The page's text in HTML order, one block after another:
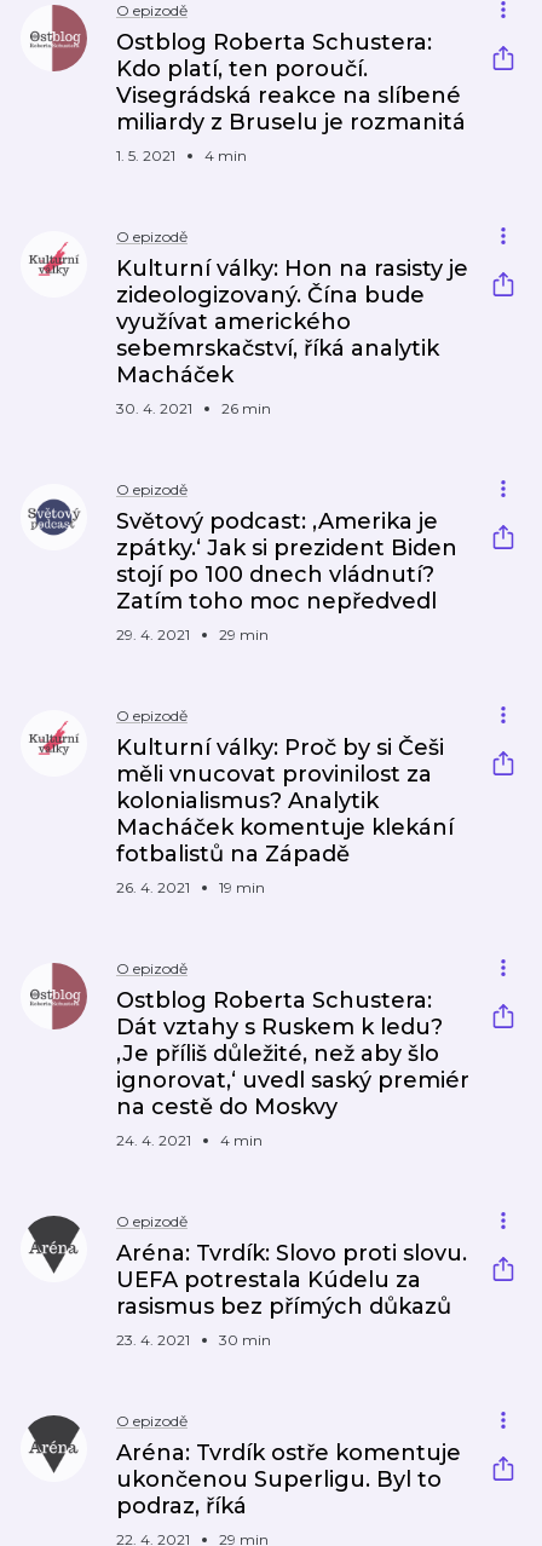
O epizodě
Ostblog Roberta Schustera:
Kdo platí, ten poroučí.
Visegrádská reakce na slíbené
miliardy z Bruselu je rozmanitá
1. 5. 2021 4 min
O epizodě
Kulturní války: Hon na rasisty je
zideologizovaný. Čína bude
využívat amerického
sebemrskačství, říká analytik
Macháček
30. 4. 2021 26 min
O epizodě
Světový podcast: ‚Amerika je
zpátky.‘ Jak si prezident Biden
stojí po 100 dnech vládnutí?
Zatím toho moc nepředvedl
29. 4. 2021 29 min
O epizodě
Kulturní války: Proč by si Češi
měli vnucovat provinilost za
kolonialismus? Analytik
Macháček komentuje klekání
fotbalistů na Západě
26. 4. 2021 19 min
O epizodě
Ostblog Roberta Schustera:
Dát vztahy s Ruskem k ledu?
‚Je příliš důležité, než aby šlo
ignorovat,‘ uvedl saský premiér
na cestě do Moskvy
24. 4. 2021 4 min
O epizodě
Aréna: Tvrdík: Slovo proti slovu.
UEFA potrestala Kúdelu za
rasismus bez přímých důkazů
23. 4. 2021 30 min
O epizodě
Aréna: Tvrdík ostře komentuje
ukončenou Superligu. Byl to
podraz, říká
22. 4. 2021 29 min